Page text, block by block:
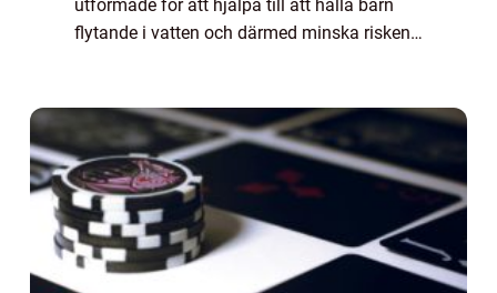
utformade för att hjälpa till att hålla barn
flytande i vatten och därmed minska risken
flytvästa...